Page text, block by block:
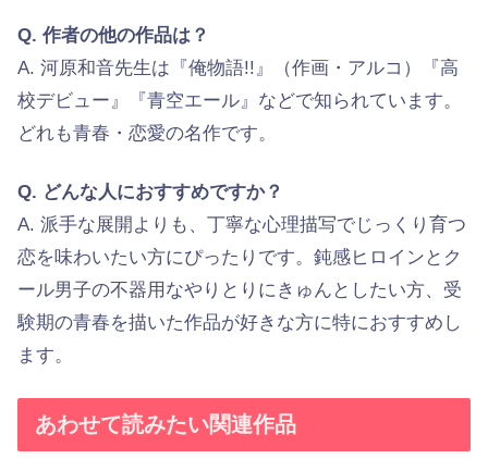
Q. 作者の他の作品は？
A. 河原和音先生は『俺物語!!』（作画・アルコ）『高
校デビュー』『青空エール』などで知られています。
どれも青春・恋愛の名作です。
Q. どんな人におすすめですか？
A. 派手な展開よりも、丁寧な心理描写でじっくり育つ
恋を味わいたい方にぴったりです。鈍感ヒロインとク
ール男子の不器用なやりとりにきゅんとしたい方、受
験期の青春を描いた作品が好きな方に特におすすめし
ます。
あわせて読みたい関連作品